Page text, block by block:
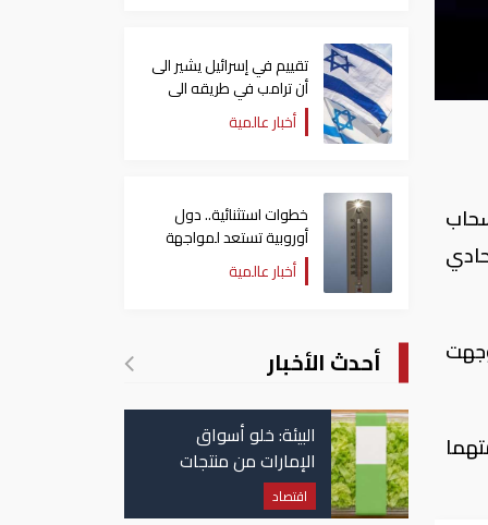
تقييم في إسرائيل يشير الى
أن ترامب في طريقه الى
إبرام اتفاق مع إيران
أخبار عالمية
خطوات استثنائية.. دول
أوروبية تستعد لمواجهة
موجة حر غير مسبوقة
أخبار عالمية
أحدث الأخبار
البيئة: خلو أسواق
الإمارات من منتجات
الخس المرتبطة بتفشي
داء السيكلوسبورا
اقتصاد